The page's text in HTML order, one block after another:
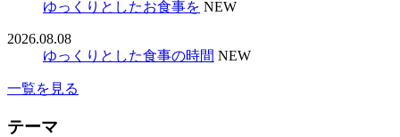
ゆっくりとしたお食事を NEW
2026.08.08
ゆっくりとした食事の時間 NEW
一覧を見る
テーマ